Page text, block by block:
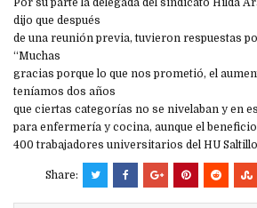
Por su parte la delegada del sindicato Hilda
dijo que después
de una reunión previa, tuvieron respuestas
“Muchas
gracias porque lo que nos prometió, el
teníamos dos años
que ciertas categorías no se nivelaban y en
para enfermería y cocina, aunque el
400 trabajadores universitarios del HU
Share: